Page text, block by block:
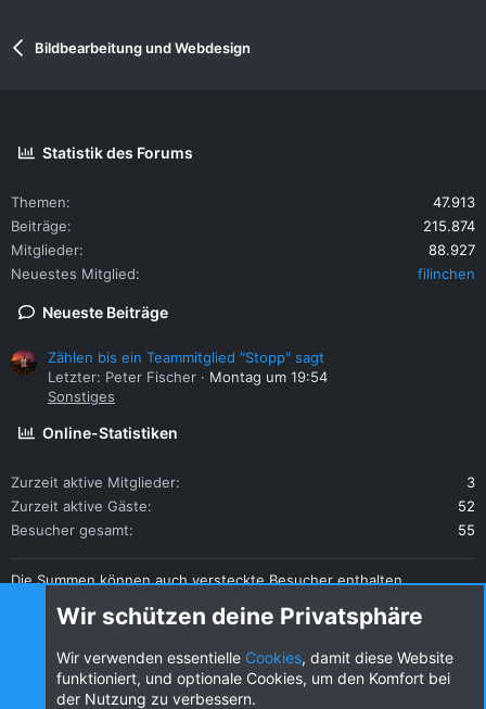
Bildbearbeitung und Webdesign
Statistik des Forums
Themen
47.913
Beiträge
215.874
Mitglieder
88.927
Neuestes Mitglied
filinchen
Neueste Beiträge
Zählen bis ein Teammitglied "Stopp" sagt
Letzter: Peter Fischer
Montag um 19:54
Sonstiges
Online-Statistiken
Zurzeit aktive Mitglieder
3
Zurzeit aktive Gäste
52
Besucher gesamt
55
Die Summen können auch versteckte Besucher enthalten.
Diese Seite teilen
Wir schützen deine Privatsphäre
Wir verwenden essentielle Cookies, damit diese Website
funktioniert, und optionale Cookies, um den Komfort bei
der Nutzung zu verbessern.